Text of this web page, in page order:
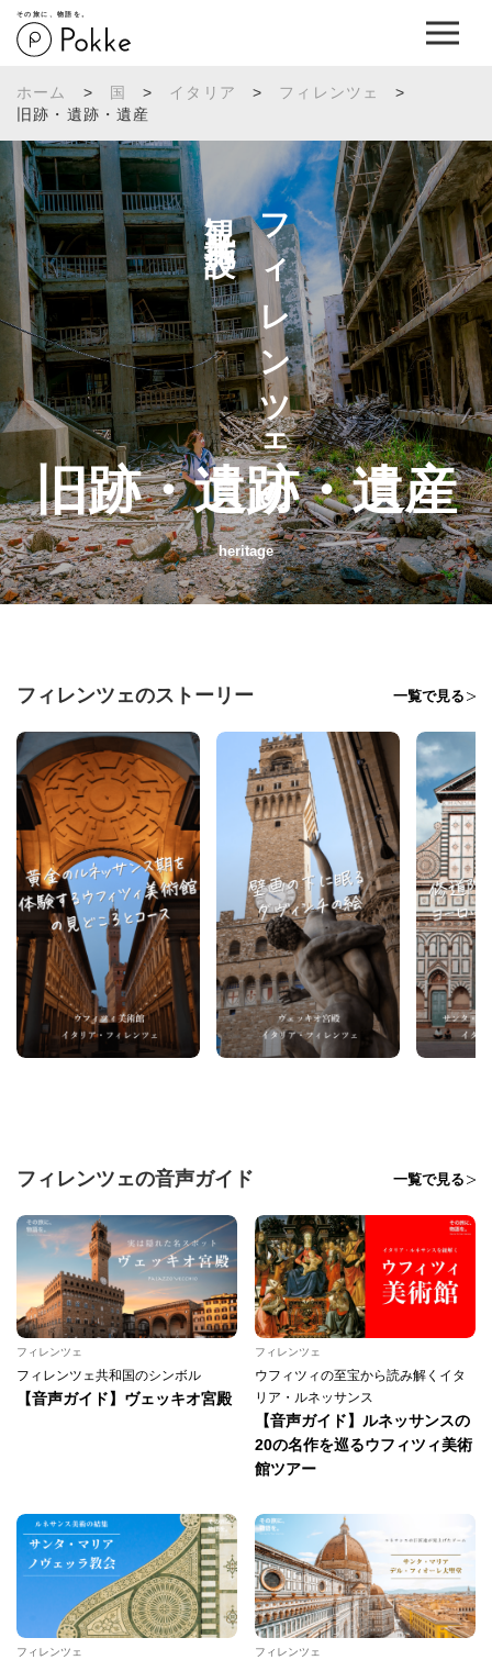
その旅に、物語を。
ホーム > 国 > イタリア > フィレンツェ
>
旧跡・遺跡・遺産
フィレンツェの
観光施設へ
旧跡・遺跡・遺産
heritage
フィレンツェのストーリー 一覧で見る
フィレンツェの音声ガイド 一覧で見る
フィレンツェ
フィレンツェ共和国のシンボル
【音声ガイド】ヴェッキオ宮殿
フィレンツェ
ウフィツィの至宝から読み解くイタ
リア・ルネッサンス
【音声ガイド】ルネッサンスの
20の名作を巡るウフィツィ美術
館ツアー
フィレンツェ フィレンツェ